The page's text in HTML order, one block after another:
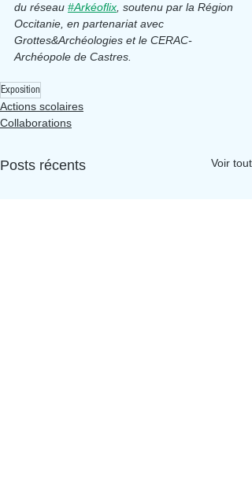
du réseau #Arkéoflix , soutenu par la Région
Occitanie, en partenariat avec
Grottes&Archéologies et le CERAC-
Archéopole de Castres.
Exposition
Actions scolaires
Collaborations
Posts récents Voir tout